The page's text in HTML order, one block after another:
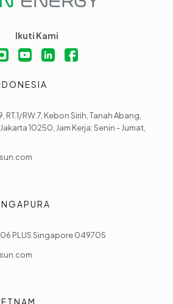
Ikuti Kami
RT.1/RW.7, Kebon Sirih, Tanah Abang,
10250, Jam Kerja: Senin - Jumat,
PLUS Singapore 049705